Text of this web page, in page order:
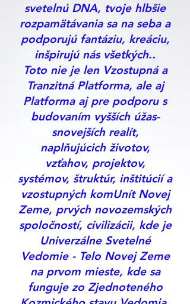
svetelnú DNA, tvoje hlbšie
rozpamätávania sa na seba a
podporujú fantáziu, kreáciu,
inšpirujú nás všetkých..
Toto nie je len Vzostupná a
Tranzitná Platforma, ale aj
Platforma aj pre podporu s
budovaním vyšších úžas-
snovejších realít,
naplňujúcich životov,
vzťahov, projektov,
systémov, štruktúr, inštitúcií a
vzostupných komUnít Novej
Zeme, prvých novozemských
spoločností, civilizácii, kde je
Univerzálne Svetelné
Vedomie - Telo Novej Zeme
na prvom mieste, kde sa
funguje zo Zjednoteného